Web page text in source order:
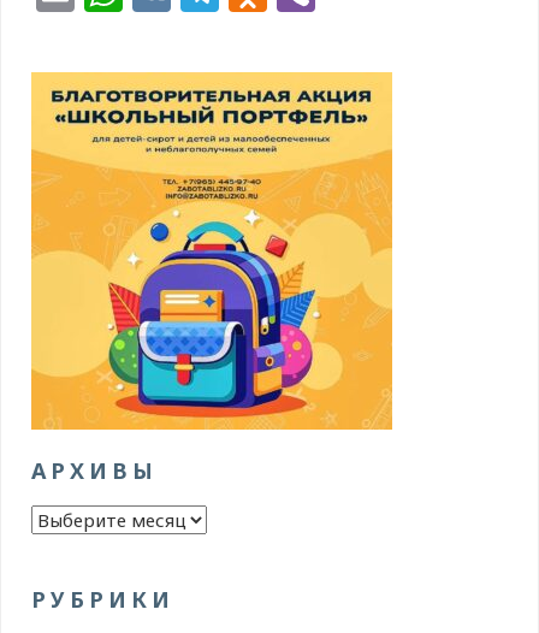
АРХИВЫ
Архивы
РУБРИКИ